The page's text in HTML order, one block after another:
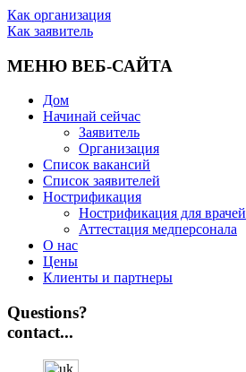
Как организация
Как заявитель
МЕНЮ ВЕБ-САЙТА
Дом
Начинай сейчас
Заявитель
Организация
Список вакансий
Список заявителей
Нострификация
Нострификация для врачей
Аттестация медперсонала
О нас
Цены
Клиенты и партнеры
Questions?
contact...